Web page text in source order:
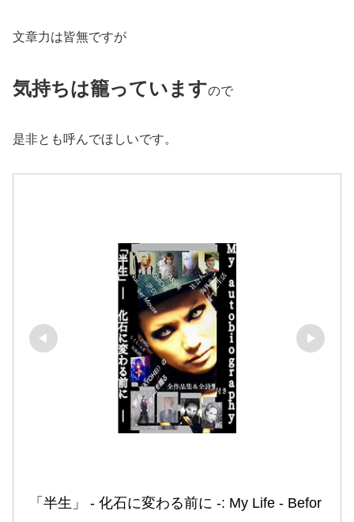
文章力は皆無ですが
気持ちは籠っていますので
是非とも呼んでほしいです。
「半生」 ‐ 化石に変わる前に ‐: My Life ‐ Befor